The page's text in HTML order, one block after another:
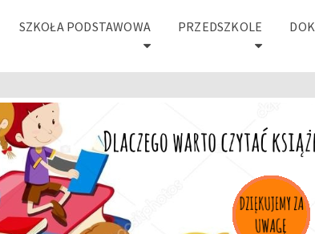
SZKOŁA PODSTAWOWA PRZEDSZKOLE